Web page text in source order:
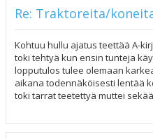
Re: Traktoreita/
Kohtuu hullu ajatus teettää A-
toki tehtyä kun ensin tunteja
lopputulos tulee olemaan
aikana todennäköisesti lentää
toki tarrat teetettyä muttei